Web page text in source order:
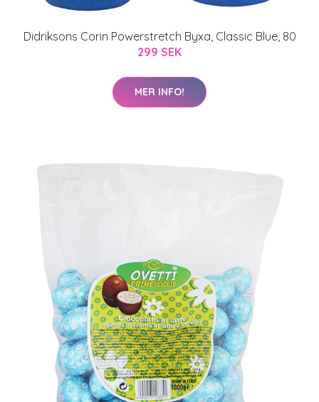
Didriksons Corin Powerstretch Byxa, Classic Blue, 80
299 SEK
MER INFO!